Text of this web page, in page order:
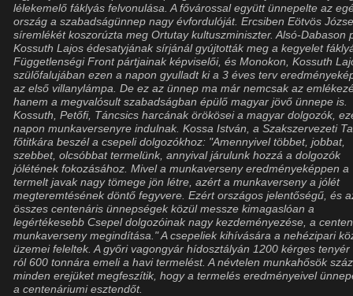
lélekemelő fáklyás felvonulása. A fővárossal együtt ünnepelte az
ország a szabadságünnep nagy évfordulóját. Ercsiben Eötvös
síremlékét koszorúzta meg Ortutay kultuszminiszter. Alsó-Dabason
Kossuth Lajos édesatyjának sírjánál gyújtották meg a kegyelet
Függetlenségi Front pártjainak képviselői, és Monokon, Kossuth
szülőfalujában ezen a napon gyulladt ki a 3 éves terv
az első villanylámpa. De ez az ünnep ma már nemcsak az
hanem a megvalósult szabadságban épülő magyar jövő ünnepe is.
Kossuth, Petőfi, Táncsics harcának örökösei a magyar dolgozók,
napon munkaversenyre indulnak. Kossa István, a Szakszervezeti
főtitkára beszél a csepeli dolgozókhoz: "Amennyivel többet, jobbat,
szebbet, olcsóbbat termelünk, annyival járulunk hozzá a dolgozók
jólétének fokozásához. Mivel a munkaverseny eredményeképpen a
termelt javak nagy tömege jön létre, azért a munkaverseny a jólét
megteremtésének döntő fegyvere. Ezért országos jelentőségű, és
összes centenáris ünnepségek közül messze kimagaslóan a
legértékesebb Csepel dolgozóinak nagy kezdeményezése, a
munkaverseny megindítása." A csepeliek kihívására a nehézipari
üzemei feleltek. A győri vagongyár hídosztályán 1200 kérges tenyér
ról 600 tonnára emeli a havi termelést. A névtelen munkahősök
minden erejüket megfeszítik, hogy a termelés eredményeivel
a centenáriumi esztendőt.